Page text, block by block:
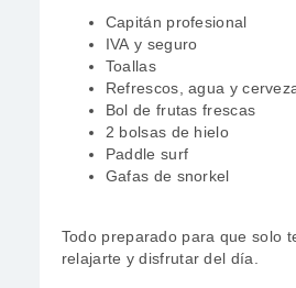
Capitán profesional
IVA y seguro
Toallas
Refrescos, agua y
Bol de frutas frescas
2 bolsas de hielo
Paddle surf
Gafas de snorkel
Todo preparado para que solo
relajarte y disfrutar del día.